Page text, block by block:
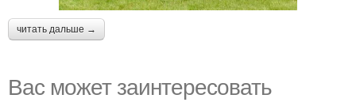
читать дальше →
Вас может заинтересовать